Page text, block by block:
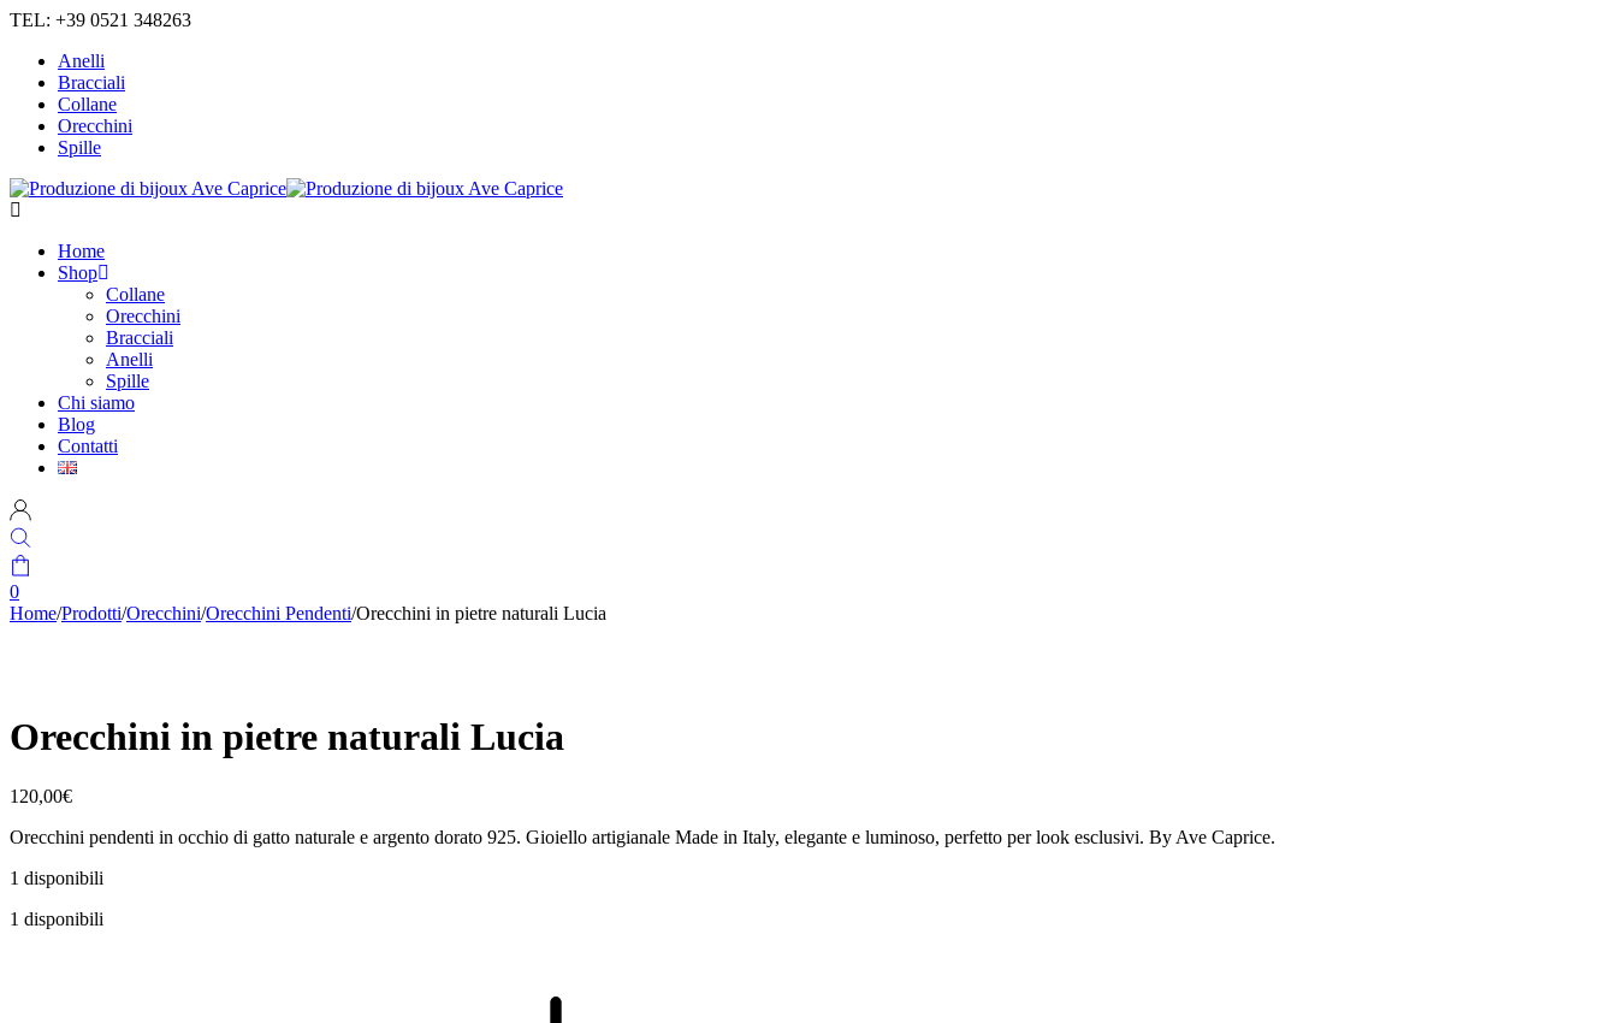
TEL: +39 0521 348263
Anelli
Bracciali
Collane
Orecchini
Spille
Home
Shop
Collane
Orecchini
Bracciali
Anelli
Spille
Chi siamo
Blog
Contatti
0
Home/Prodotti/Orecchini/Orecchini Pendenti/Orecchini in pietre naturali Lucia
Orecchini in pietre naturali Lucia
120,00€
Orecchini pendenti in occhio di gatto naturale e argento dorato 925. Gioiello artigianale Made in Italy, elegante e luminoso, perfetto per look esclusivi. By Ave Caprice.
1 disponibili
1 disponibili